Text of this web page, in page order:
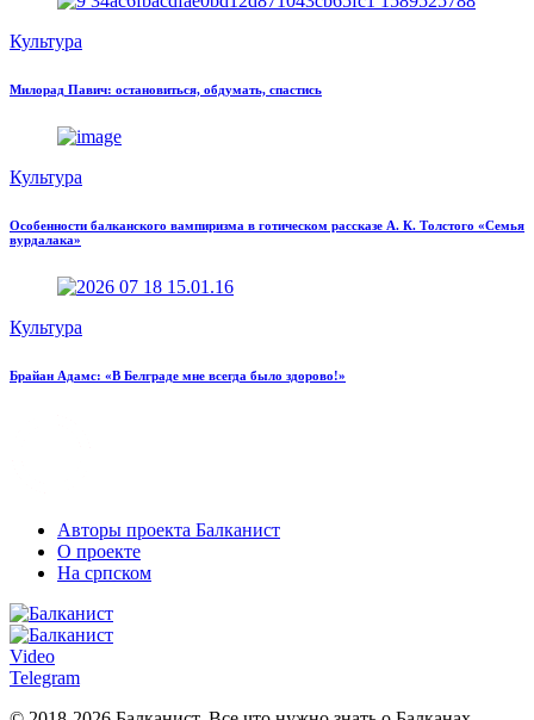
Культура
Милорад Павич: остановиться, обдумать, спастись
Культура
Особенности балканского вампиризма в готическом рассказе А. К. Толстого «Семья
вурдалака»
Культура
Брайан Адамс: «В Белграде мне всегда было здорово!»
Авторы проекта Балканист
О проекте
На српском
Video
Telegram